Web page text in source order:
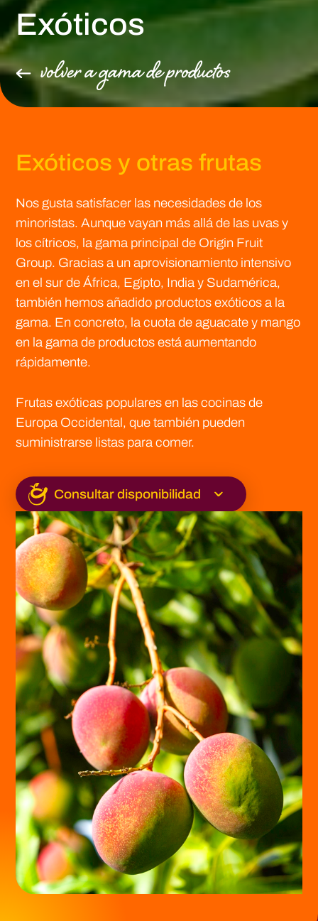
Exóticos
volver a gama de productos
Exóticos y otras frutas
Nos gusta satisfacer las necesidades de los
minoristas. Aunque vayan más allá de las uvas y
los cítricos, la gama principal de Origin Fruit
Group. Gracias a un aprovisionamiento intensivo
en el sur de África, Egipto, India y Sudamérica,
también hemos añadido productos exóticos a la
gama. En concreto, la cuota de aguacate y mango
en la gama de productos está aumentando
rápidamente.
Frutas exóticas populares en las cocinas de
Europa Occidental, que también pueden
suministrarse listas para comer.
Consultar disponibilidad
Limas
Pomelos